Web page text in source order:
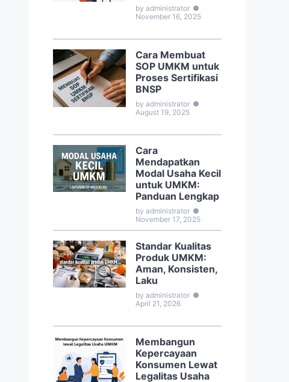
by administrator ●
November 16, 2025
Cara Membuat
SOP UMKM untuk
Proses Sertifikasi
BNSP
by administrator ●
August 19, 2025
Cara
Mendapatkan
Modal Usaha Kecil
untuk UMKM:
Panduan Lengkap
by administrator ●
November 17, 2025
Standar Kualitas
Produk UMKM:
Aman, Konsisten,
Laku
by administrator ●
April 21, 2026
Membangun
Kepercayaan
Konsumen Lewat
Legalitas Usaha